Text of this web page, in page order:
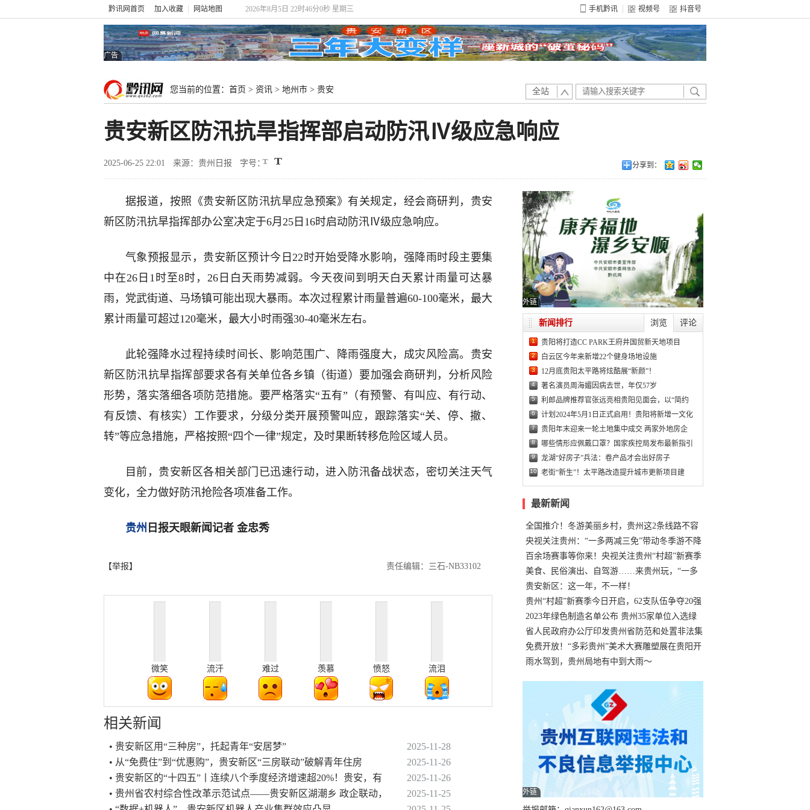
黔讯网首页 加入收藏 网站地图 2026年8月5日 22时46分0秒 星期三 手机黔讯 视频号 抖音号
广告
您当前的位置： 首页 > 资讯 > 地州市 > 贵安 全站
贵安新区防汛抗旱指挥部启动防汛Ⅳ级应急响应
2025-06-25 22:01 来源：贵州日报 字号： 分享到：
据报道，按照《贵安新区防汛抗旱应急预案》有关规定，经会商研判，贵安
新区防汛抗旱指挥部办公室决定于6月25日16时启动防汛Ⅳ级应急响应。
气象预报显示，贵安新区预计今日22时开始受降水影响，强降雨时段主要集
中在26日1时至8时，26日白天雨势减弱。今天夜间到明天白天累计雨量可达暴
雨，党武街道、马场镇可能出现大暴雨。本次过程累计雨量普遍60-100毫米，最大
累计雨量可超过120毫米，最大小时雨强30-40毫米左右。
此轮强降水过程持续时间长、影响范围广、降雨强度大，成灾风险高。贵安
新区防汛抗旱指挥部要求各有关单位各乡镇（街道）要加强会商研判，分析风险
形势，落实落细各项防范措施。要严格落实“五有”（有预警、有叫应、有行动、
有反馈、有核实）工作要求，分级分类开展预警叫应，跟踪落实“关、停、撤、
转”等应急措施，严格按照“四个一律”规定，及时果断转移危险区域人员。
目前，贵安新区各相关部门已迅速行动，进入防汛备战状态，密切关注天气
变化，全力做好防汛抢险各项准备工作。
贵州 日报天眼新闻记者 金忠秀
【举报】 责任编辑：三石-NB33102
微笑 流汗 难过 羡慕 愤怒 流泪
相关新闻
• 贵安新区用“三种房”，托起青年“安居梦”
2025-11-28
• 从“免费住”到“优惠购”，贵安新区“三房联动”破解青年住房
2025-11-26
• 贵安新区的“十四五”丨连续八个季度经济增速超20%！贵安，有
2025-11-26
• 贵州省农村综合性改革示范试点——贵安新区湖潮乡 政企联动，
2025-11-25
外链
浏览 评论
新闻排行
1 贵阳将打造CC PARK王府井国贸新天地项目
2 白云区今年来新增22个健身场地设施
3 12月底贵阳太平路将炫酷展“新颜”！
4 著名演员周海媚因病去世，年仅57岁
5 利郎品牌推荐官张远亮相贵阳见面会，以“简约
6 计划2024年5月1日正式启用！贵阳将新增一文化
7 贵阳年末迎来一轮土地集中成交 两家外地房企
8 哪些情形应佩戴口罩？国家疾控局发布最新指引
9 龙湖“好房子”兵法：卷产品才会出好房子
10 老街“新生”！太平路改造提升城市更新项目建
最新新闻
全国推介！冬游美丽乡村，贵州这2条线路不容
错过
央视关注贵州：“一多两减三免”带动冬季游不降
温
百余场赛事等你来！央视关注贵州“村超”新赛季
正式“打响”
美食、民俗演出、自驾游……来贵州玩，“一多
两减三免”！
贵安新区：这一年，不一样！
贵州“村超”新赛季今日开启，62支队伍争夺20强
名额
2023年绿色制造名单公布 贵州35家单位入选绿
色工厂
省人民政府办公厅印发贵州省防范和处置非法集
资工作实施细则
免费开放！“多彩贵州”美术大赛雕塑展在贵阳开
展，持续至1月19日
雨水驾到，贵州局地有中到大雨～
外链